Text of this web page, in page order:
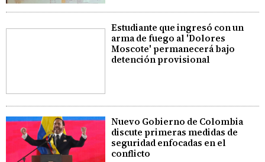
Estudiante que ingresó con un
arma de fuego al 'Dolores
Moscote' permanecerá bajo
detención provisional
Nuevo Gobierno de Colombia
discute primeras medidas de
seguridad enfocadas en el
conflicto